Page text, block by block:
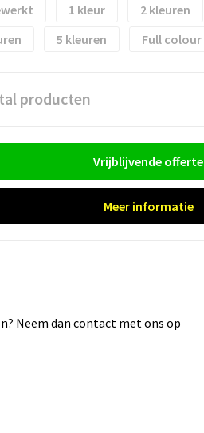
1 2
5 Full colour
producten
Vrijblijvende offerte
Meer informatie
Neem dan contact met ons op